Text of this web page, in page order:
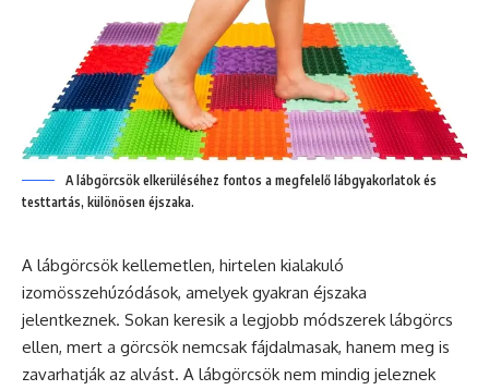
A lábgörcsök elkerüléséhez fontos a megfelelő lábgyakorlatok és
testtartás, különösen éjszaka.
A lábgörcsök kellemetlen, hirtelen kialakuló
izomösszehúzódások, amelyek gyakran éjszaka
jelentkeznek. Sokan keresik a legjobb módszerek lábgörcs
ellen, mert a görcsök nemcsak fájdalmasak, hanem meg is
zavarhatják az alvást. A lábgörcsök nem mindig jeleznek